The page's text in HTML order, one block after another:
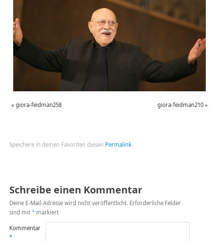
« giora-feidman258 giora-feidman210 »
Speichere in deinen Favoriten diesen Permalink.
Schreibe einen Kommentar
Deine E-Mail-Adresse wird nicht veröffentlicht. Erforderliche Felder
sind mit *markiert
Kommentar
*